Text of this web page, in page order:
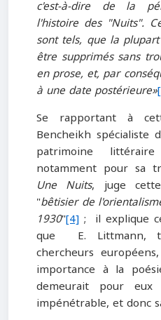
c'est-à-dire de la
l'histoire des "Nuits".
sont tels, que la
être supprimés sans
en prose, et, par
à une date postérieure»
Se rapportant à
Bencheikh spécialiste
patrimoine
notamment pour sa
Une Nuits, juge
"bêtisier de
1930"[4] ; il explique
que E. Littmann,
chercheurs
importance à la
demeurait pour eux
impénétrable, et donc